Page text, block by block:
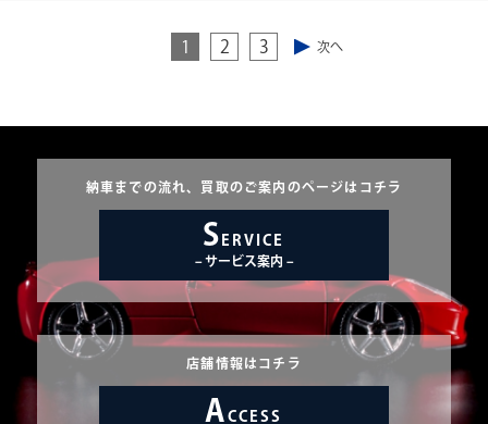
ジ
送
1 2 3
納車までの流れ、買取のご案内のページはコチラ
S ERVICE
サービス案内
店舗情報はコチラ
ACCESS